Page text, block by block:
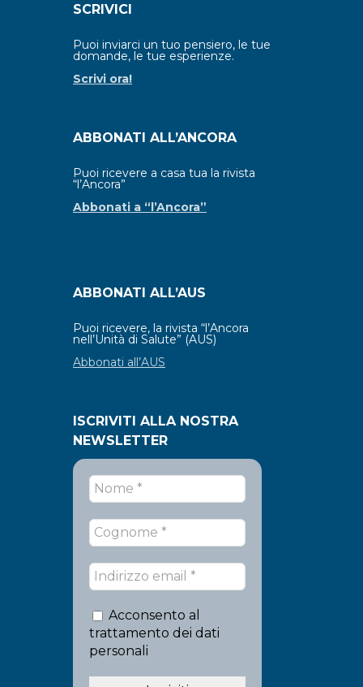
SCRIVICI
Puoi inviarci un tuo pensiero, le tue
domande, le tue esperienze.
Scrivi ora!
ABBONATI ALL’ANCORA
Puoi ricevere a casa tua la rivista
“l’Ancora”
Abbonati a “l’Ancora”
ABBONATI ALL’AUS
Puoi ricevere, la rivista “l’Ancora
nell’Unità di Salute” (AUS)
Abbonati all’AUS
ISCRIVITI ALLA NOSTRA
NEWSLETTER
Acconsento al
trattamento dei dati
personali